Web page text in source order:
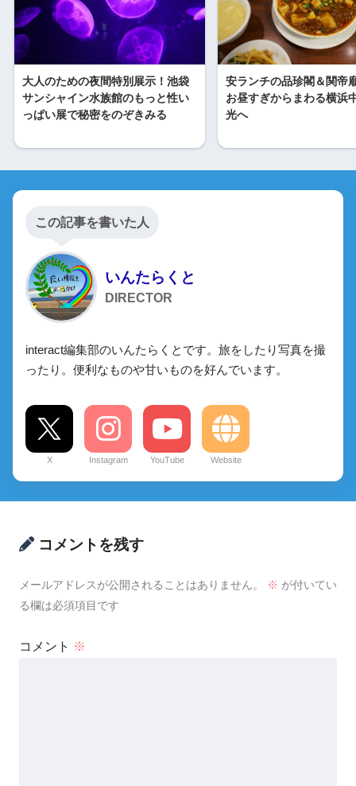
大人のための夜間特別展示！池袋
サンシャイン水族館のもっと性い
っぱい展で秘密をのぞきみる
安ランチの品珍閣＆関帝
お昼すぎからまわる横浜
光へ
この記事を書いた人
いんたらくと
DIRECTOR
interact編集部のいんたらくとです。旅をしたり写真を撮
ったり。便利なものや甘いものを好んでいます。
X Instagram YouTube Website
コメントを残す
メールアドレスが公開されることはありません。 ※ が付いてい
る欄は必須項目です
コメント ※